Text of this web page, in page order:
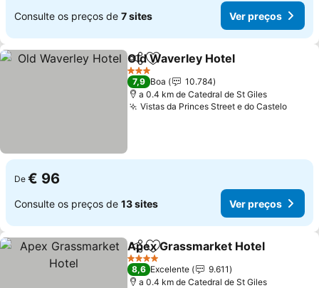
Consulte os preços de 7 sites Ver preços
PartilharAdicionar aos favoritos
Old Waverley Hotel
3 Estrelas
7,9 Boa
10.784
a 0.4 km de Catedral de St Giles
Vistas da Princes Street e do Castelo
De € 96
Consulte os preços de 13 sites Ver preços
PartilharAdicionar aos favoritos
Apex Grassmarket Hotel
4 Estrelas
8,6 Excelente
9.611
a 0.4 km de Catedral de St Giles